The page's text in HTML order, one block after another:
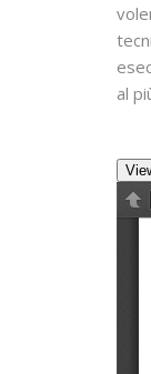
al